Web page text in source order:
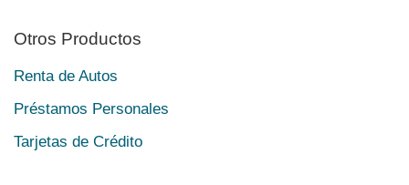
Otros Productos
Renta de Autos
Préstamos Personales
Tarjetas de Crédito